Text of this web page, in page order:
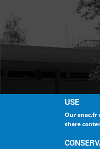
USE
Our enac.fr
share